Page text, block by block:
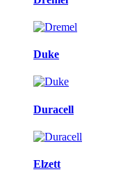
Duke
Duracell
Elzett